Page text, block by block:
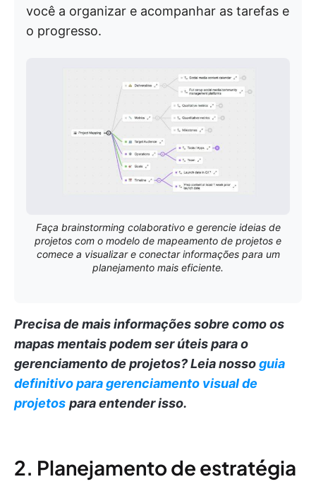
você a organizar e acompanhar as tarefas e
o progresso.
Faça brainstorming colaborativo e gerencie ideias de
projetos com o modelo de mapeamento de projetos e
comece a visualizar e conectar informações para um
planejamento mais eficiente.
Precisa de mais informações sobre como os
mapas mentais podem ser úteis para o
gerenciamento de projetos?Leia nossoguia
definitivo para gerenciamento visual de
projetos para entender isso.
2. Planejamento de estratégia